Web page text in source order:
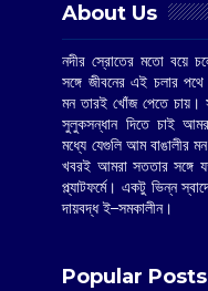
About Us
নদীর স্রোতের মতো বয়ে
সঙ্গে জীবনের এই চলার পথে
মন তারই খোঁজ পেতে চায়।
সুলুকসন্ধান দিতে চাই
মধ্যে যেগুলি আম বাঙালীর
খবরই আমরা সততার সঙ্গে
প্ল্যাটফর্মে। একটু ভিন্ন
দায়বদ্ধ ই–সমকালীন।
Popular Posts